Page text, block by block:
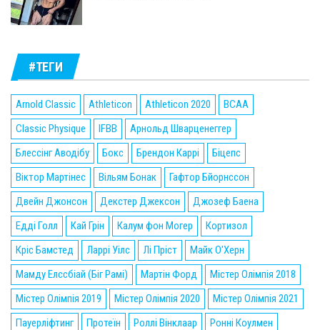
#ТЕГИ
Arnold Classic Athleticon Athleticon 2020
BCAA
Classic Physique
IFBB
Арнольд Шварценеггер
Блессінг Аводібу
Бокс Брендон Каррі
Біцепс
Віктор Мартінес
Вільям Бонак
Гафтор Бйорнссон
Двейн Джонсон
Декстер Джексон
Джозеф Баена
Едді Голл
Кай Грін Калум фон Могер
Кортизол
Кріс Бамстед
Ларрі Уілс Лі Пріст
Майк О'Херн
Мамду Елссбіай (Біг Рамі)
Мартін Форд
Містер Олімпія 2018
Містер Олімпія 2019
Містер Олімпія 2020
Містер Олімпія 2021
Пауерліфтинг
Протеїн Роллі Вінклаар
Ронні Коулмен